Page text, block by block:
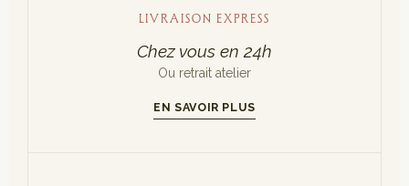
LIVRAISON EXPRESS
Chez vous en 24h
Ou retrait atelier
EN SAVOIR PLUS